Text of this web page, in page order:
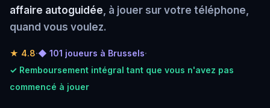
affaire autoguidée, à jouer sur votre téléphone,
quand vous voulez.
★ 4.8·◆ 101 joueurs à Brussels·
✓ Remboursement intégral tant que vous n'avez pas
commencé à jouer